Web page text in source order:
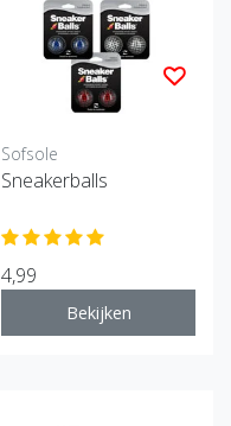
Sofsole
Sneakerballs
4,99
Bekijken